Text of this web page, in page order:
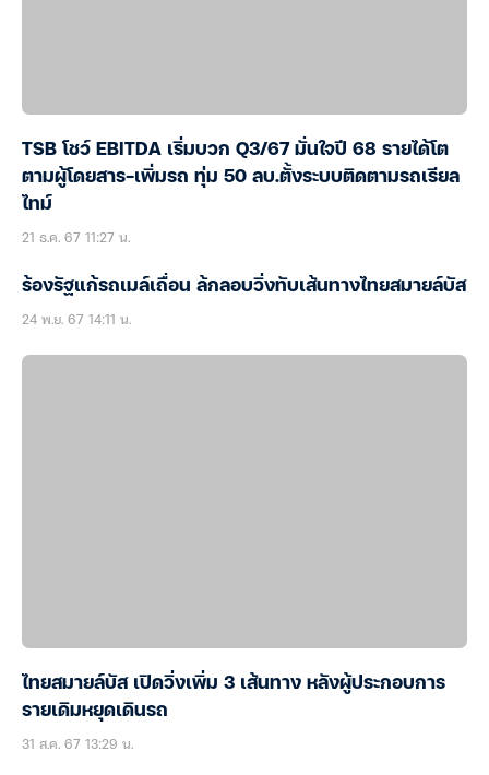
TSB โชว์ EBITDA เริ่มบวก Q3/67 มั่นใจปี 68 รายได้โต
ตามผู้โดยสาร-เพิ่มรถ ทุ่ม 50 ลบ.ตั้งระบบติดตามรถเรียล
ไทม์
21 ธ.ค. 67 11:27 น.
ร้องรัฐแก้รถเมล์เถื่อน ล้กลอบวิ่งทับเส้นทางไทยสมายล์บัส
24 พ.ย. 67 14:11 น.
ไทยสมายล์บัส เปิดวิ่งเพิ่ม 3 เส้นทาง หลังผู้ประกอบการ
รายเดิมหยุดเดินรถ
31 ส.ค. 67 13:29 น.